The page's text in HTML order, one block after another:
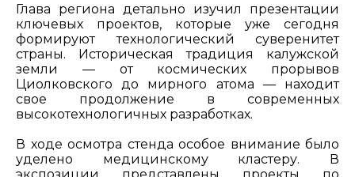
Глава региона детально изучил презентации
ключевых проектов, которые уже сегодня
формируют технологический суверенитет
страны. Историческая традиция калужской
земли — от космических прорывов
Циолковского до мирного атома — находит
свое продолжение в современных
высокотехнологичных разработках.
В ходе осмотра стенда особое внимание было
уделено медицинскому кластеру. В
экспозиции представлены проекты по